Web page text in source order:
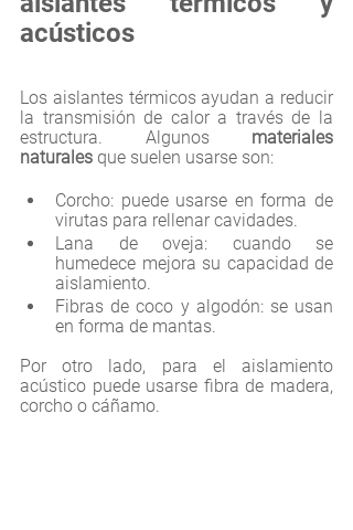
acústicos
Los aislantes térmicos ayudan a reducir
la transmisión de calor a través de la
estructura. Algunos materiales
naturales que suelen usarse son:
Corcho: puede usarse en forma de
virutas para rellenar cavidades.
Lana de oveja: cuando se
humedece mejora su capacidad de
aislamiento.
Fibras de coco y algodón: se usan
en forma de mantas.
Por otro lado, para el aislamiento
acústico puede usarse fibra de madera,
corcho o cáñamo.